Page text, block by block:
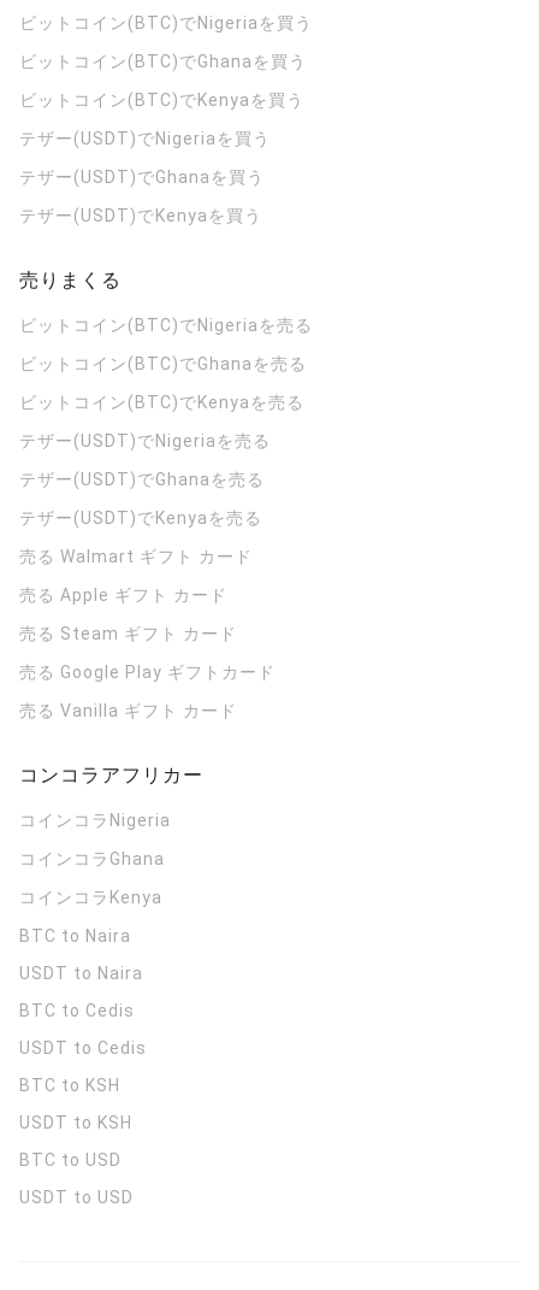
ビットコイン(BTC)でNigeriaを買う
ビットコイン(BTC)でGhanaを買う
ビットコイン(BTC)でKenyaを買う
テザー(USDT)でNigeriaを買う
テザー(USDT)でGhanaを買う
テザー(USDT)でKenyaを買う
売りまくる
ビットコイン(BTC)でNigeriaを売る
ビットコイン(BTC)でGhanaを売る
ビットコイン(BTC)でKenyaを売る
テザー(USDT)でNigeriaを売る
テザー(USDT)でGhanaを売る
テザー(USDT)でKenyaを売る
売る Walmart ギフト カード
売る Apple ギフト カード
売る Steam ギフト カード
売る Google Play ギフトカード
売る Vanilla ギフト カード
コンコラアフリカー
コインコラ Nigeria
コインコラ Ghana
コインコラ Kenya
BTC to Naira
USDT to Naira
BTC to Cedis
USDT to Cedis
BTC to KSH
USDT to KSH
BTC to USD
USDT to USD